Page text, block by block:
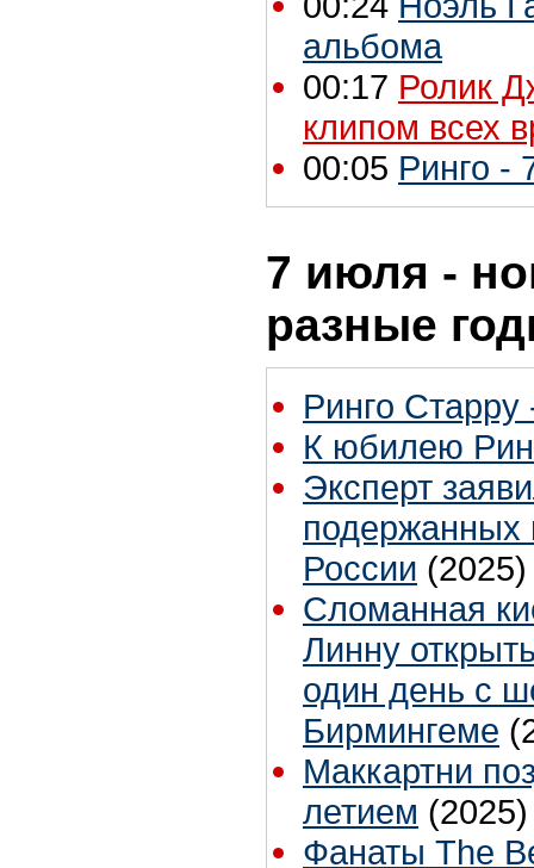
альбома
00:17 Ролик
клипом всех
00:05 Ринго -
7 июля -
разные
Ринго Старру
К юбилею
Эксперт
подержанных
России (2025)
Сломанная
Линну
один день с
Бирмингеме
Маккартни
летием (2025)
Фанаты The